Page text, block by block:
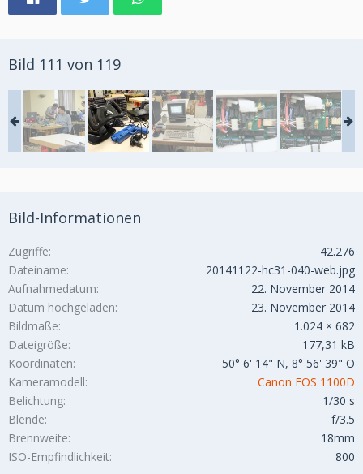
Bild 111 von 119
Bild-Informationen
Zugriffe
42.276
Dateiname
20141122-hc31-040-web.jpg
Aufnahmedatum
22. November 2014
Datum hochgeladen
23. November 2014
Bildmaße
1.024 × 682
Dateigröße
177,31 kB
Koordinaten
50° 6' 14" N, 8° 56' 39" O
Kameramodell
Canon EOS 1100D
Belichtung
1/30 s
Blende
f/3.5
Brennweite
18mm
ISO-Empfindlichkeit
800